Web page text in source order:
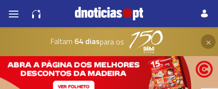
Faltam 64 diaspara os ×